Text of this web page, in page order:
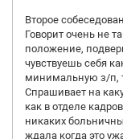
Второе
Говорит очень не
положение,
чувствуешь себя
минимальную з/п,
Спрашивает на
как в отделе
никаких
ждала когда это